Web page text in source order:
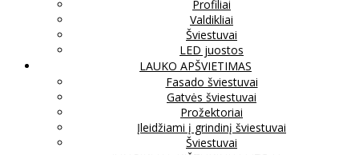
Profiliai
Valdikliai
Šviestuvai
LED juostos
LAUKO APŠVIETIMAS
Fasado šviestuvai
Gatvės šviestuvai
Prožektoriai
Įleidžiami į grindinį šviestuvai
Šviestuvai